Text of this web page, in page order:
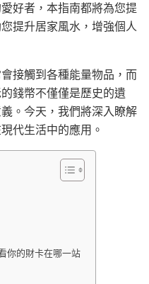
好者，本指南都將為您提
提升居家風水，增強個人
接觸到各種能量物品，而
錢幣不僅僅是歷史的遺
。今天，我們將深入瞭解
代生活中的應用。
你的財卡在哪一站